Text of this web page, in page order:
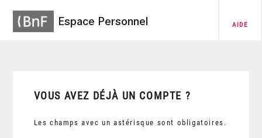
Espace Personnel AIDE
VOUS AVEZ DÉJÀ UN COMPTE ?
Les champs avec un astérisque sont obligatoires.